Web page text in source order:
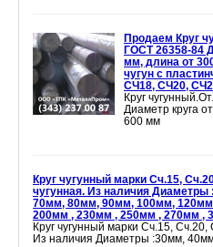
Продаем Круг
ГОСТ 26358-84
мм, длина от
чугун с
СЧ18, СЧ20,
Круг
Диаметр круга
600 мм
Круг чугунный марки Сч.15,
чугунная. Из наличия
70мм, 80мм, 90мм, 100мм,
200мм , 230мм , 250мм , 270мм ,
Круг чугунный марки Сч.15,
Из наличия Диаметры :30мм,